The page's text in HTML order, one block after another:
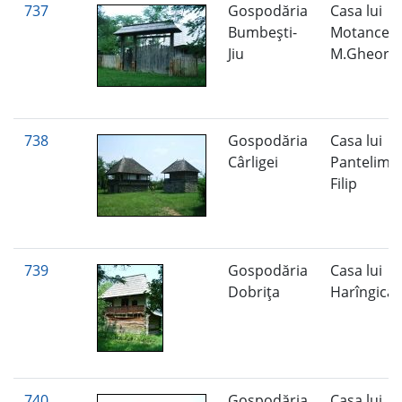
737
Gospodăria
Bumbeşti-
Jiu
Casa lui
Motancea
738
Gospodăria
Cârligei
Casa lui
Filip
739
Gospodăria
Dobriţa
Casa lui
Harîngică